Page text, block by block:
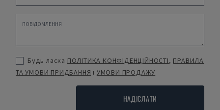
Будь ласка ПОЛІТИКА КОНФІДЕНЦІЙНОСТІ, ПРАВИЛА
ТА УМОВИ ПРИДБАННЯ і УМОВИ ПРОДАЖУ
НАДІСЛАТИ